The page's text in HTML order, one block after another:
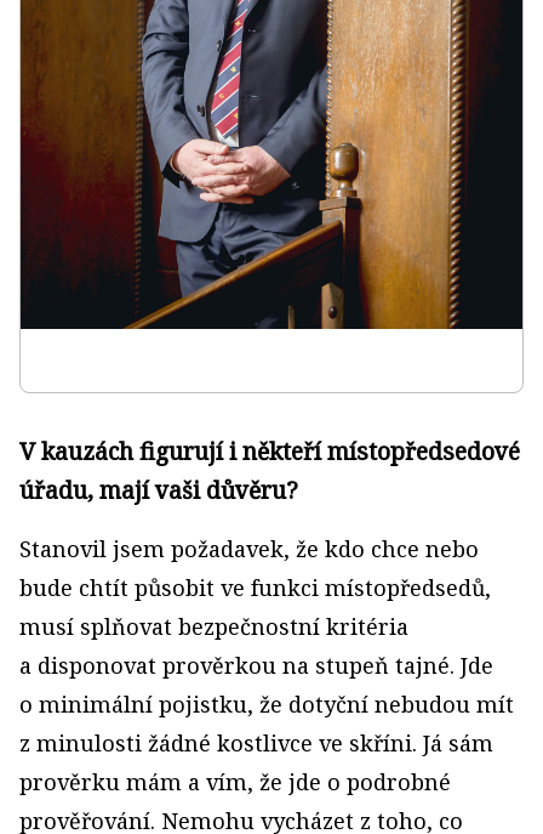
V kauzách figurují i někteří místopředsedové
úřadu, mají vaši důvěru?
Stanovil jsem požadavek, že kdo chce nebo
bude chtít působit ve funkci místopředsedů,
musí splňovat bezpečnostní kritéria
a disponovat prověrkou na stupeň tajné. Jde
o minimální pojistku, že dotyční nebudou mít
z minulosti žádné kostlivce ve skříni. Já sám
prověrku mám a vím, že jde o podrobné
prověřování. Nemohu vycházet z toho, co